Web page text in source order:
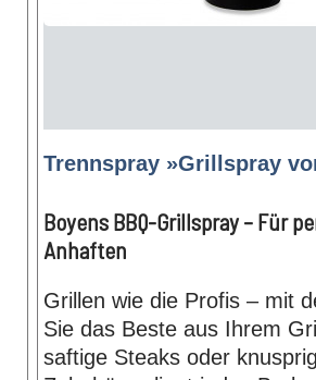
Trennspray »Grillspray
Boyens BBQ-Grillspray – Für
Anhaften
Grillen wie die Profis – mit
Sie das Beste aus Ihrem
saftige Steaks oder